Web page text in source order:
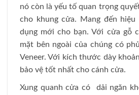
nó còn là yếu tố quan trọng
cho khung cửa. Mang đến hiệu
dụng mới cho bạn. Với cửa gỗ
mặt bên ngoài của chúng có
Veneer. Với kích thước dày
bảo vệ tốt nhất cho cánh cửa.
Xung quanh cửa có dải ngăn